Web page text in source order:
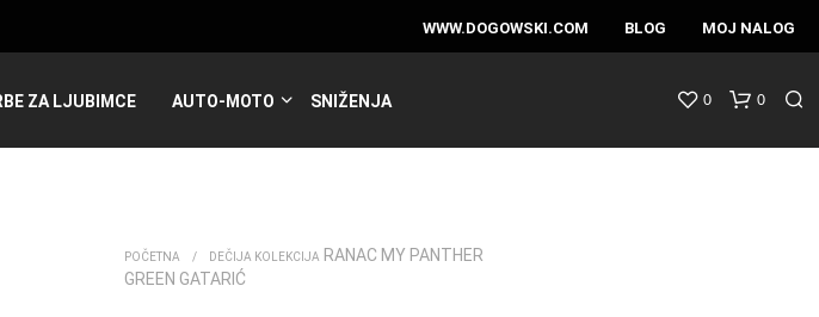
WWW.DOGOWSKI.COM BLOG MOJ NALOG
ZA LJUBIMCE AUTO-MOTO SNIŽENJA 0 0
POČETNA / DEČIJA KOLEKCIJA RANAC MY PANTHER
GREEN GATARIĆ